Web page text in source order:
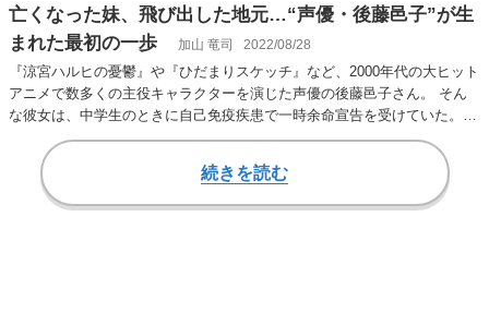
亡くなった妹、飛び出した地元…“声優・後藤邑子”が生
まれた最初の一歩
加山 竜司 2022/08/28
『涼宮ハルヒの憂鬱』や『ひだまりスケッチ』など、2000年代の大ヒット
アニメで数多くの主役キャラクターを演じた声優の後藤邑子さん。 そん
な彼女は、中学生のときに自己免疫疾患で一時余命宣告を受けていた。無
事に退院後も、…
続きを読む